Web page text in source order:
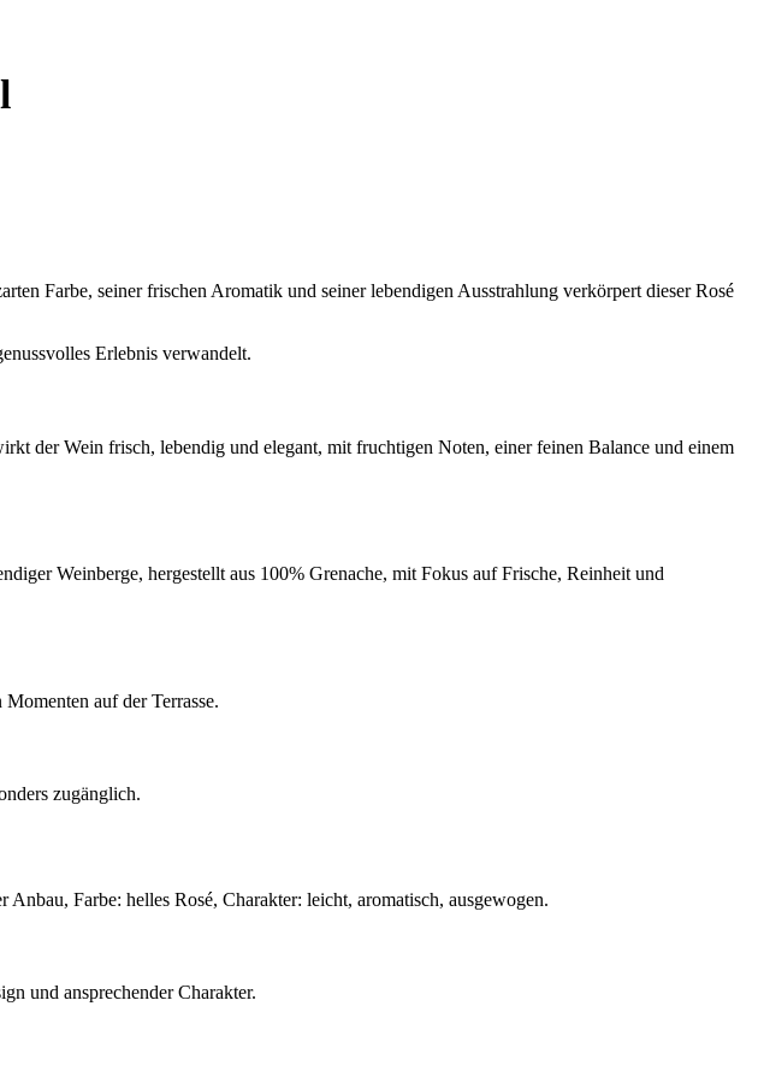
Farbe, seiner frischen Aromatik und seiner lebendigen Ausstrahlung verkörpert dieser Rosé
Erlebnis verwandelt.
der Wein frisch, lebendig und elegant, mit fruchtigen Noten, einer feinen Balance und einem
Weinberge, hergestellt aus 100% Grenache, mit Fokus auf Frische, Reinheit und
auf der Terrasse.
zugänglich.
Farbe: helles Rosé, Charakter: leicht, aromatisch, ausgewogen.
und ansprechender Charakter.